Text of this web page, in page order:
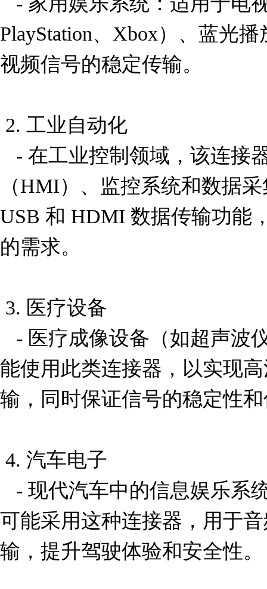
PlayStation、Xbox）、蓝光
视频信号的稳定传输。
（HMI）、监控系统和数据
USB 和 HDMI 数据传输功能
的需求。
能使用此类连接器，以实现
输，同时保证信号的稳定性
可能采用这种连接器，用于
输，提升驾驶体验和安全性。